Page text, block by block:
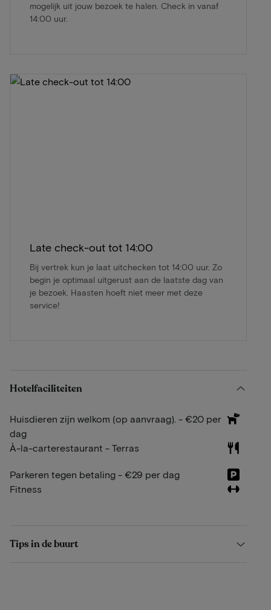
mogelijk uit jouw bezoek te halen. Check in vanaf
14:00 uur.
Late check-out tot 14:00
Bij vertrek kun je laat uitchecken tot 14:00 uur. Zo
begin je optimaal uitgerust aan de laatste dag van
je bezoek. Haasten hoeft niet meer met deze
service!
Hotelfaciliteiten
Huisdieren zijn welkom (op aanvraag). - €20 per
dag
À-la-carterestaurant - Terras
Parkeren tegen betaling - €29 per dag
Fitness
Tips in de buurt